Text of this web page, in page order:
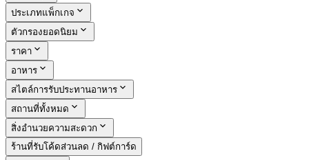
ประเภทแพ็กเกจ
ตัวกรองยอดนิยม
ราคา
อาหาร
สไตล์การรับประทานอาหาร
สถานที่ทั้งหมด
สิ่งอำนวยความสะดวก
ร้านที่รับโค้ดส่วนลด / กิฟต์การ์ด